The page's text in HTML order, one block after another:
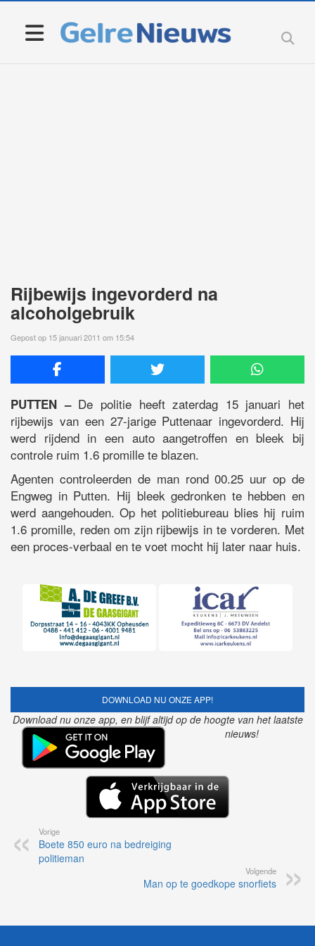
Rijbewijs ingevorderd na
alcoholgebruik
Gepost op 15 januari 2011 om 15:54
PUTTEN –De politie heeft zaterdag 15 januari het
rijbewijs van een 27-jarige Puttenaar ingevorderd. Hij
werd rijdend in een auto aangetroffen en bleek bij
controle ruim 1.6 promille te blazen.
Agenten controleerden de man rond 00.25 uur op de
Engweg in Putten. Hij bleek gedronken te hebben en
werd aangehouden. Op het politiebureau blies hij ruim
1.6 promille, reden om zijn rijbewijs in te vorderen. Met
een proces-verbaal en te voet mocht hij later naar huis.
DOWNLOAD NU ONZE APP!
Download nu onze app, en blijf altijd op de hoogte van het laatste
nieuws!
Vorige
Boete 850 euro na bedreiging
politieman
Volgende
Man op te goedkope snorfiets